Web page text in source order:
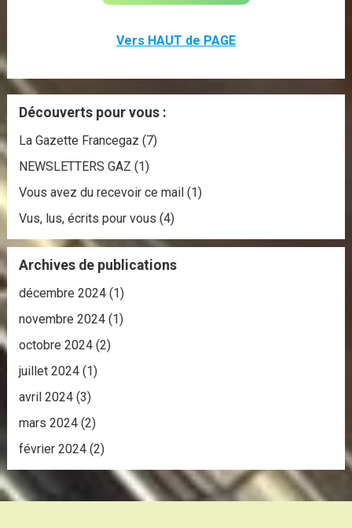
Vers HAUT de PAGE
Découverts pour vous :
La Gazette Francegaz (7)
NEWSLETTERS GAZ (1)
Vous avez du recevoir ce mail(1)
Vus, lus, écrits pour vous (4)
Archives de publications
décembre 2024(1)
novembre 2024(1)
octobre 2024(2)
juillet 2024(1)
avril 2024(3)
mars 2024(2)
février 2024(2)